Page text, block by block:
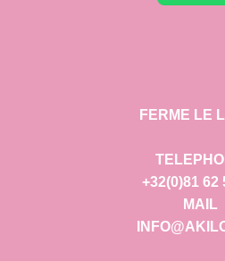
FERME LE
+32(0)81 62
MAIL